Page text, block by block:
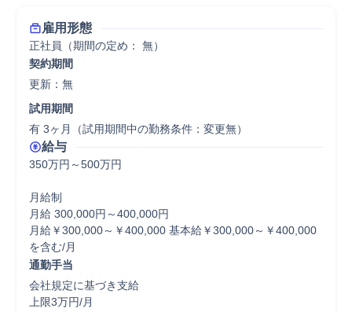
雇用形態
正社員（期間の定め： 無）
契約期間
更新：無
試用期間
有 3ヶ月（試用期間中の勤務条件：変更無）
給与
350万円～500万円
月給制
月給 300,000円～400,000円
月給￥300,000～￥400,000 基本給￥300,000～￥400,000
を含む/月
通勤手当
会社規定に基づき支給
上限3万円/月